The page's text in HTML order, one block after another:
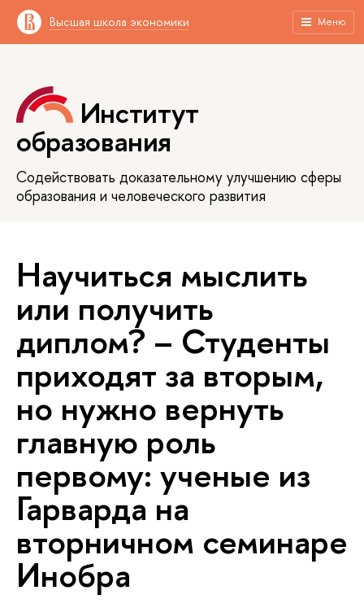
Высшая школа экономики Меню
Институт
образования
Содействовать доказательному улучшению сферы
образования и человеческого развития
Научиться мыслить
или получить
диплом? – Студенты
приходят за вторым,
но нужно вернуть
главную роль
первому: ученые из
Гарварда на
вторничном семинаре
Инобра